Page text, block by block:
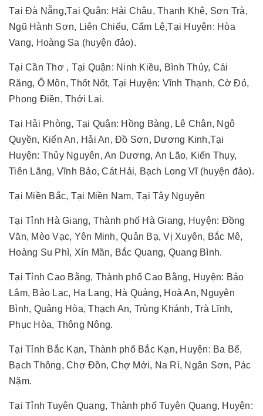
Tại Đà Nẵng,Tại Quận: Hải Châu, Thanh Khê, Sơn Trà,
Ngũ Hành Sơn, Liên Chiểu, Cẩm Lệ,Tại Huyện: Hòa
Vang, Hoàng Sa (huyện đảo).
Tại Cần Thơ , Tại Quận: Ninh Kiều, Bình Thủy, Cái
Răng, Ô Môn, Thốt Nốt, Tại Huyện: Vĩnh Thạnh, Cờ Đỏ,
Phong Điền, Thới Lai.
Tại Hải Phòng, Tại Quận: Hồng Bàng, Lê Chân, Ngô
Quyền, Kiến An, Hải An, Đồ Sơn, Dương Kinh,Tại
Huyện: Thủy Nguyên, An Dương, An Lão, Kiến Thụy,
Tiên Lãng, Vĩnh Bảo, Cát Hải, Bạch Long Vĩ (huyện đảo).
Tại Miền Bắc, Tại Miền Nam, Tại Tây Nguyên
Tại Tỉnh Hà Giang, Thành phố Hà Giang, Huyện: Đồng
Văn, Mèo Vạc, Yên Minh, Quản Bạ, Vị Xuyên, Bắc Mê,
Hoàng Su Phì, Xín Mần, Bắc Quang, Quang Bình.
Tại Tỉnh Cao Bằng, Thành phố Cao Bằng, Huyện: Bảo
Lâm, Bảo Lạc, Hạ Lang, Hà Quảng, Hoà An, Nguyên
Bình, Quảng Hòa, Thạch An, Trùng Khánh, Trà Lĩnh,
Phục Hòa, Thông Nông.
Tại Tỉnh Bắc Kạn, Thành phố Bắc Kạn, Huyện: Ba Bể,
Bạch Thông, Chợ Đồn, Chợ Mới, Na Rì, Ngân Sơn, Pác
Nặm.
Tại Tỉnh Tuyên Quang, Thành phố Tuyên Quang, Huyện: